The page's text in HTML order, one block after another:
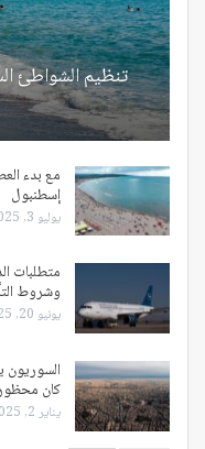
تنظيم الشواطئ
مع بدء
إسطنبول
يوليو 3, 2025
وشروط
يونيو 20, 2025
كان
يناير 2, 2025